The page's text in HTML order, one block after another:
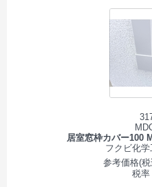
居室窓枠カバー100
フクビ化
参考価格(
税率